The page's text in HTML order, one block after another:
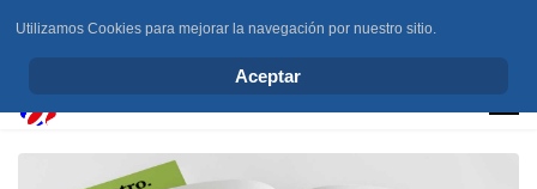
Utilizamos Cookies para mejorar la navegación por nuestro sitio.
Aceptar